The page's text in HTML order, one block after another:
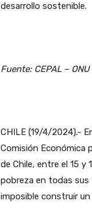
desarrollo sostenible.
Fuente: CEPAL – ONU
CHILE (19/4/2024).-
Comisión Económica
de Chile, entre el 15 y
pobreza en todas sus
imposible construir